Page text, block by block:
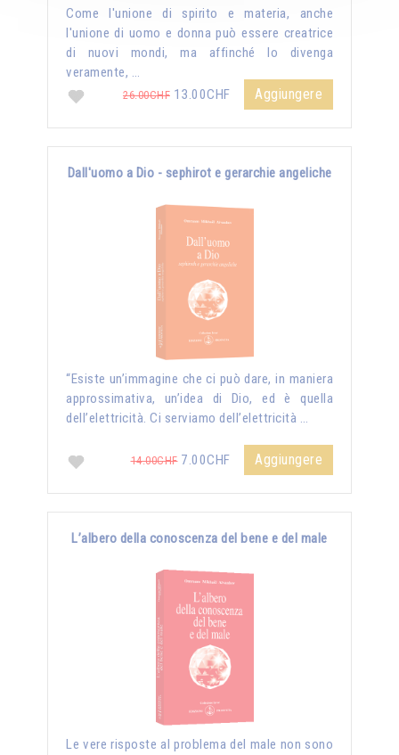
Come l'unione di spirito e materia, anche
l'unione di uomo e donna può essere creatrice
di nuovi mondi, ma affinché lo divenga
veramente, …
26.00CHF 13.00CHF Aggiungere
Dall'uomo a Dio - sephirot e gerarchie angeliche
“Esiste un’immagine che ci può dare, in maniera
approssimativa, un’idea di Dio, ed è quella
dell’elettricità. Ci serviamo dell’elettricità …
14.00CHF7.00CHF Aggiungere
L’albero della conoscenza del bene e del male
Le vere risposte al problema del male non sono